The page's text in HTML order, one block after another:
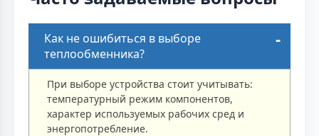
Как не ошибиться в выборе
теплообменника?
При выборе устройства стоит учитывать:
температурный режим компонентов,
характер используемых рабочих сред и
энергопотребление.